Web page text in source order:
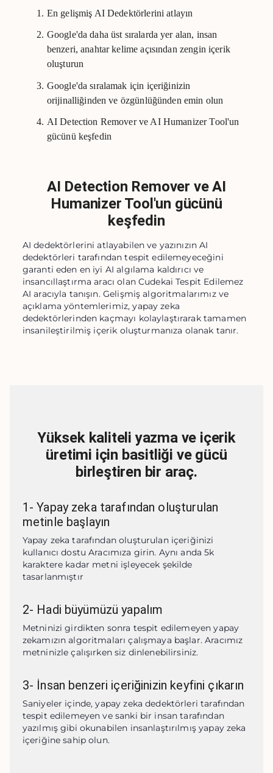
En gelişmiş AI Dedektörlerini atlayın
Google'da daha üst sıralarda yer alan, insan
benzeri, anahtar kelime açısından zengin içerik
oluşturun
Google'da sıralamak için içeriğinizin
orijinalliğinden ve özgünlüğünden emin olun
AI Detection Remover ve AI Humanizer Tool'un
gücünü keşfedin
AI Detection Remover ve AI
Humanizer Tool'un gücünü
keşfedin
AI dedektörlerini atlayabilen ve yazınızın AI
dedektörleri tarafından tespit edilemeyeceğini
garanti eden en iyi AI algılama kaldırıcı ve
insancıllaştırma aracı olan Cudekai Tespit Edilemez
AI aracıyla tanışın. Gelişmiş algoritmalarımız ve
açıklama yöntemlerimiz, yapay zeka
dedektörlerinden kaçmayı kolaylaştırarak tamamen
insanileştirilmiş içerik oluşturmanıza olanak tanır.
Yüksek kaliteli yazma ve içerik
üretimi için basitliği ve gücü
birleştiren bir araç.
1 -Yapay zeka tarafından oluşturulan
metinle başlayın
Yapay zeka tarafından oluşturulan içeriğinizi
kullanıcı dostu Aracımıza girin. Aynı anda 5k
karaktere kadar metni işleyecek şekilde
tasarlanmıştır
2- Hadi büyümüzü yapalım
Metninizi girdikten sonra tespit edilemeyen yapay
zekamızın algoritmaları çalışmaya başlar. Aracımız
metninizle çalışırken siz dinlenebilirsiniz.
3- İnsan benzeri içeriğinizin keyfini çıkarın
Saniyeler içinde, yapay zeka dedektörleri tarafından
tespit edilemeyen ve sanki bir insan tarafından
yazılmış gibi okunabilen insanlaştırılmış yapay zeka
içeriğine sahip olun.